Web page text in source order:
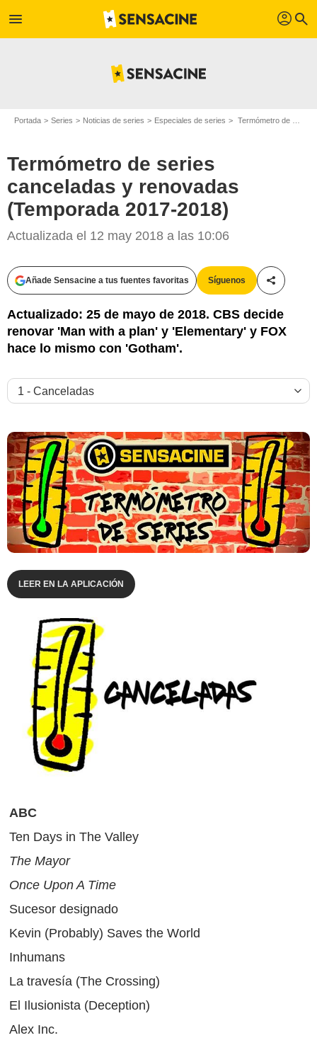
menu profil search
Portada Series Noticias de series Especiales de series Termómetro de series canceladas y renovadas (Temporada 2017-2018)
Termómetro de series
canceladas y renovadas
(Temporada 2017-2018)
Actualizada el 12 may 2018 a las 10:06
Añade Sensacine a tus fuentes favoritas Síguenos
Actualizado: 25 de mayo de 2018. CBS decide
renovar 'Man with a plan' y 'Elementary' y FOX
hace lo mismo con 'Gotham'.
SensaCine
LEER EN LA APLICACIÓN
SensaCine
ABC
Ten Days in The Valley
The Mayor
Once Upon A Time
Sucesor designado
Kevin (Probably) Saves the World
Inhumans
La travesía (The Crossing)
El Ilusionista (Deception)
Alex Inc.